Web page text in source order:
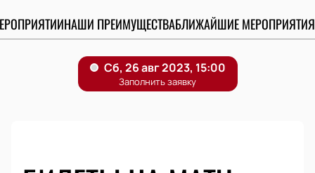
НАШИ ПРЕИМУЩЕСТВАБЛИЖАЙШИЕ МЕРОПРИЯТИЯ